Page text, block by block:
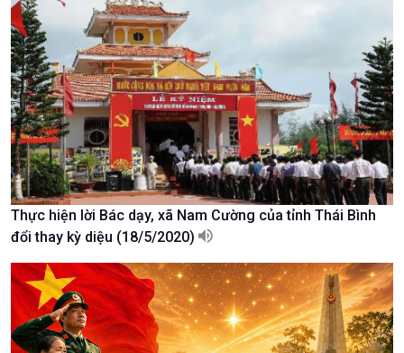
Podcast
Góc nhìn VOV1
Bình luận
Dòng chảy sự kiện
Đối thoại
Diễn đàn chủ nhật
Chuyện đêm
Thực hiện lời Bác dạy, xã Nam Cường của tỉnh Thái Bình
đổi thay kỳ diệu (18/5/2020)